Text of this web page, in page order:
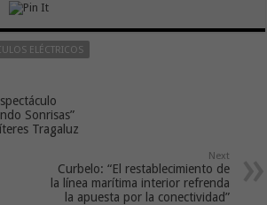
ELÉCTRICOS
Sonrisas”
Tragaluz
Next
Curbelo: “El restablecimiento de
la línea marítima interior refrenda
la apuesta por la conectividad”